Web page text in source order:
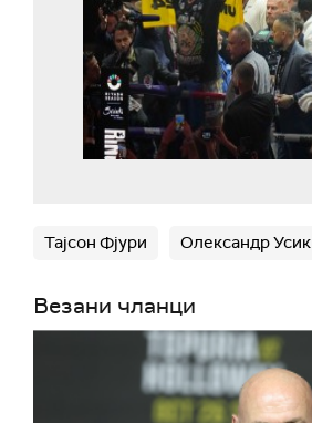
Тајсон Фјури Олександр Усик
Везани чланци